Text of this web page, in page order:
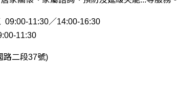
09:00-11:30／14:00-16:30
路二段37號)